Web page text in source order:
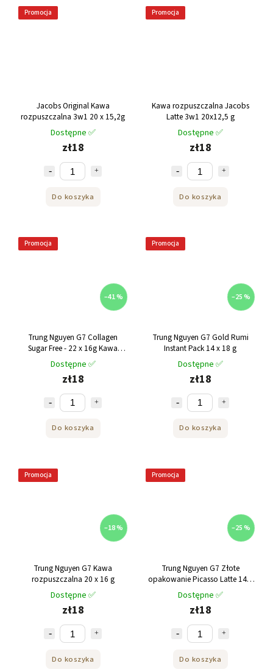
Promocja
Jacobs Original Kawa
rozpuszczalna 3w1 20 x 15,2g
Dostępne ✅
zł18
Do koszyka
Promocja
Kawa rozpuszczalna Jacobs
Latte 3w1 20x12,5 g
Dostępne ✅
zł18
Do koszyka
Promocja
–41 %
Trung Nguyen G7 Collagen
Sugar Free - 22 x 16g Kawa
rozpuszczalna
Dostępne ✅
zł18
Do koszyka
Promocja
–25 %
Trung Nguyen G7 Gold Rumi
Instant Pack 14 x 18 g
Dostępne ✅
zł18
Do koszyka
Promocja
–18 %
Trung Nguyen G7 Kawa
rozpuszczalna 20 x 16 g
Dostępne ✅
zł18
Do koszyka
Promocja
–25 %
Trung Nguyen G7 Złote
opakowanie Picasso Latte 14 x
18 g
Dostępne ✅
zł18
Do koszyka